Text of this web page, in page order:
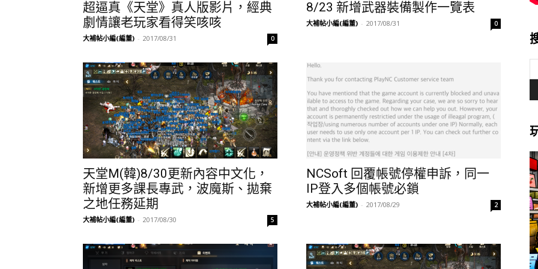
超逼真《天堂》真人版影片，經典
劇情讓老玩家看得笑咳咳
大補帖小編(編董) - 2017/08/31 0
8/23 新增武器裝備製作一覽表
大補帖小編(編董) - 2017/08/31 0
天堂M(韓)8/30更新內容中文化，
新增更多課長專武，波魔斯、拋棄
之地任務延期
大補帖小編(編董) - 2017/08/30 5
NCSoft 回覆帳號停權申訴，同一
IP登入多個帳號必鎖
大補帖小編(編董) - 2017/08/29 2